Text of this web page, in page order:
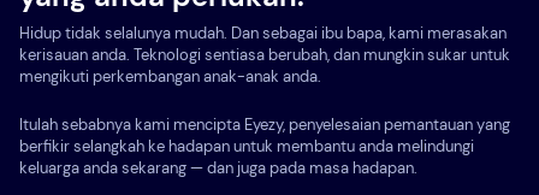
Hidup tidak selalunya mudah. Dan sebagai ibu bapa, kami merasakan
kerisauan anda. Teknologi sentiasa berubah, dan mungkin sukar untuk
mengikuti perkembangan anak-anak anda.
Itulah sebabnya kami mencipta Eyezy, penyelesaian pemantauan yang
berfikir selangkah ke hadapan untuk membantu anda melindungi
keluarga anda sekarang — dan juga pada masa hadapan.